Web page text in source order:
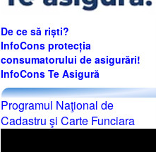
De ce să riști?
InfoCons protecția
consumatorului de asigurări!
InfoCons Te Asigură
Programul Naţional de
Cadastru şi Carte Funciara